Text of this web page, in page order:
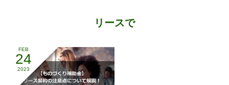
リースで
FEB
24
2023